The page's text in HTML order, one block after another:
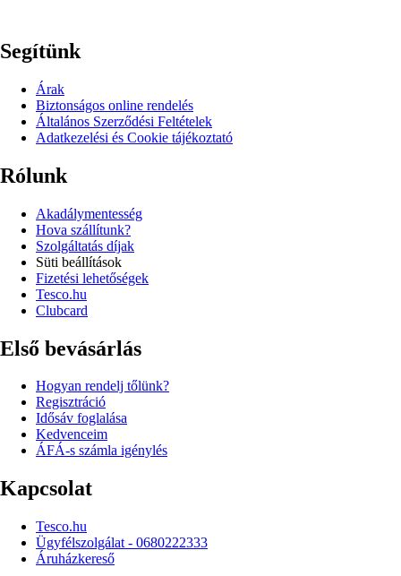
Segítünk
Árak
Biztonságos online rendelés
Általános Szerződési Feltételek
Adatkezelési és Cookie tájékoztató
Rólunk
Akadálymentesség
Hova szállítunk?
Szolgáltatás díjak
Süti beállítások
Fizetési lehetőségek
Tesco.hu
Clubcard
Első bevásárlás
Hogyan rendelj tőlünk?
Regisztráció
Idősáv foglalása
Kedvenceim
ÁFÁ-s számla igénylés
Kapcsolat
Tesco.hu
Ügyfélszolgálat - 0680222333
Áruházkereső